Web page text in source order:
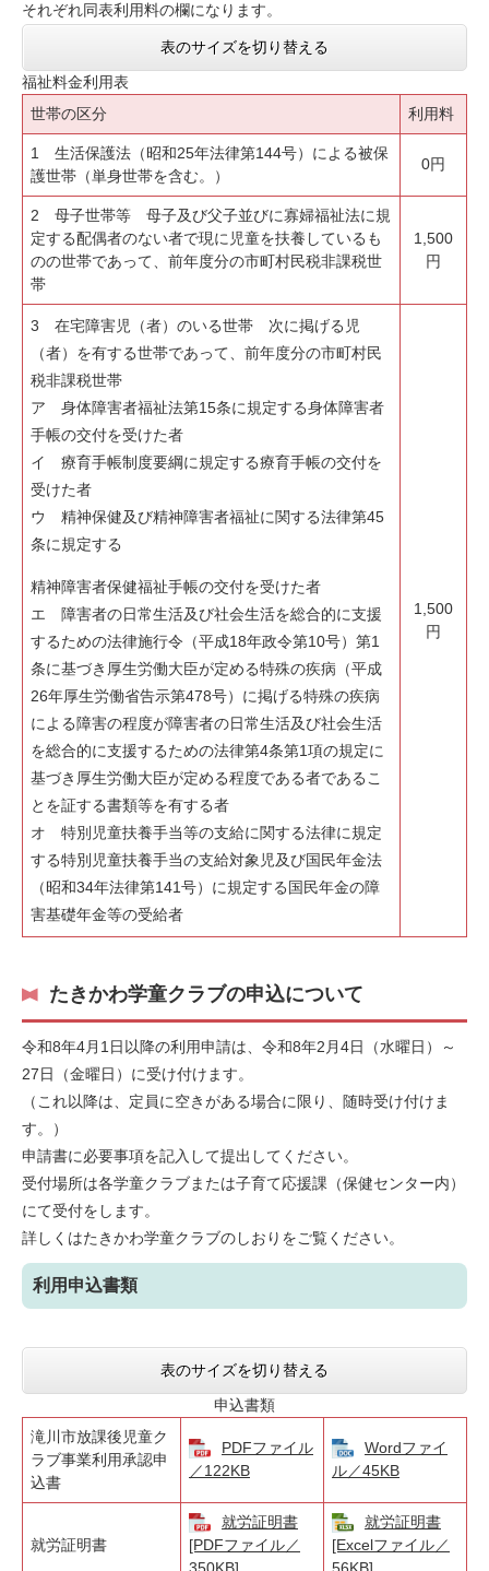
それぞれ同表利用料の欄になります。
表のサイズを切り替える
福祉料金利用表
世帯の区分
利用料
1 生活保護法（昭和25年法律第144号）による被保
護世帯（単身世帯を含む。）
0円
2 母子世帯等 母子及び父子並びに寡婦福祉法に規
定する配偶者のない者で現に児童を扶養しているも
のの世帯であって、前年度分の市町村民税非課税世
帯
1,500
円
3 在宅障害児（者）のいる世帯 次に掲げる児
（者）を有する世帯であって、前年度分の市町村民
税非課税世帯
ア 身体障害者福祉法第15条に規定する身体障害者
手帳の交付を受けた者
イ 療育手帳制度要綱に規定する療育手帳の交付を
受けた者
ウ 精神保健及び精神障害者福祉に関する法律第45
条に規定する
精神障害者保健福祉手帳の交付を受けた者
エ 障害者の日常生活及び社会生活を総合的に支援
するための法律施行令（平成18年政令第10号）第1
条に基づき厚生労働大臣が定める特殊の疾病（平成
26年厚生労働省告示第478号）に掲げる特殊の疾病
による障害の程度が障害者の日常生活及び社会生活
を総合的に支援するための法律第4条第1項の規定に
基づき厚生労働大臣が定める程度である者であるこ
とを証する書類等を有する者
オ 特別児童扶養手当等の支給に関する法律に規定
する特別児童扶養手当の支給対象児及び国民年金法
（昭和34年法律第141号）に規定する国民年金の障
害基礎年金等の受給者
1,500
円
たきかわ学童クラブの申込について
令和8年4月1日以降の利用申請は、令和8年2月4日（水曜日）～
27日（金曜日）に受け付けます。
（これ以降は、定員に空きがある場合に限り、随時受け付けま
す。）
申請書に必要事項を記入して提出してください。
受付場所は各学童クラブまたは子育て応援課（保健センター内）
にて受付をします。
詳しくはたきかわ学童クラブのしおりをご覧ください。
利用申込書類
表のサイズを切り替える
申込書類
滝川市放課後児童ク
ラブ事業利用承認申
込書
PDFファイル
／122KB
Wordファイ
ル／45KB
就労証明書
就労証明書
[PDFファイル／
就労証明書
[Excelファイル／